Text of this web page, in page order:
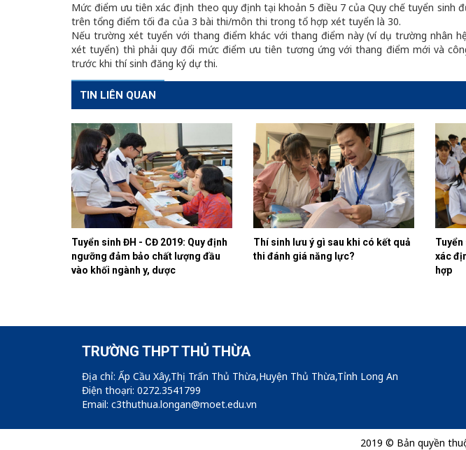
Mức điểm ưu tiên xác định theo quy định tại khoản 5 điều 7 của Quy chế tuyển sinh
trên tổng điểm tối đa của 3 bài thi/môn thi trong tổ hợp xét tuyển là 30.
Nếu trường xét tuyển với thang điểm khác với thang điểm này (ví dụ trường nhân
xét tuyển) thì phải quy đổi mức điểm ưu tiên tương ứng với thang điểm mới và
trước khi thí sinh đăng ký dự thi.
TIN LIÊN QUAN
Tuyển sinh ĐH - CĐ 2019: Quy định
ngưỡng đảm bảo chất lượng đầu
vào khối ngành y, dược
Thí sinh lưu ý gì sau khi có kết quả
thi đánh giá năng lực?
Tuyển
xác
hợp
TRƯỜNG THPT THỦ THỪA
Địa chỉ: Ấp Cầu Xây,Thị Trấn Thủ Thừa,Huyện Thủ Thừa,Tỉnh Long An
Điện thoạri: 0272.3541799
Email: c3thuthua.longan@moet.edu.vn
2019 © Bản quyền